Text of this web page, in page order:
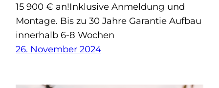
15 900 € an!Inklusive Anmeldung und
Montage. Bis zu 30 Jahre Garantie Aufbau
innerhalb 6-8 Wochen
26. November 2024